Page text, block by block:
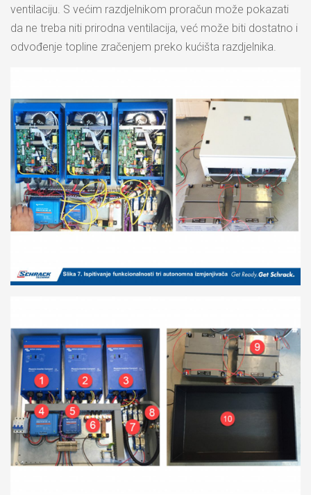
ventilaciju. S većim razdjelnikom proračun može pokazati
da ne treba niti prirodna ventilacija, već može biti dostatno i
odvođenje topline zračenjem preko kućišta razdjelnika.